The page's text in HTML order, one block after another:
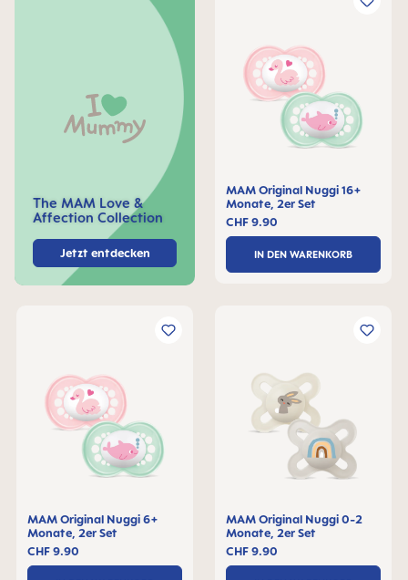
The MAM Love &
Affection Collection
Jetzt entdecken
MAM Original Nuggi 16+
Monate, 2er Set
CHF 9.90
IN DEN WARENKORB
MAM Original Nuggi 6+
Monate, 2er Set
CHF 9.90
MAM Original Nuggi 0-2
Monate, 2er Set
CHF 9.90